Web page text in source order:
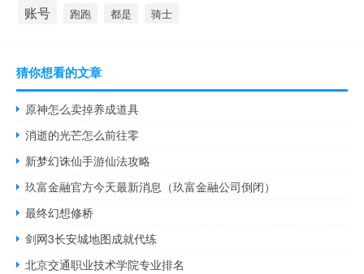
账号 跑跑 都是 骑士
猜你想看的文章
原神怎么卖掉养成道具
消逝的光芒怎么前往零
新梦幻诛仙手游仙法攻略
玖富金融官方今天最新消息（玖富金融公司倒闭）
最终幻想修桥
剑网3长安城地图成就代练
北京交通职业技术学院专业排名